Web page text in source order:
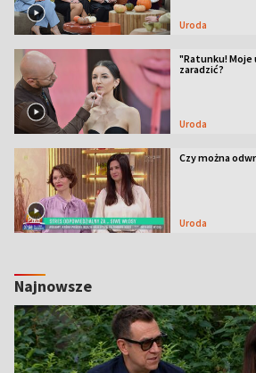
Uroda
"Ratunku! Moje
zaradzić?
Uroda
Czy można
Uroda
Najnowsze